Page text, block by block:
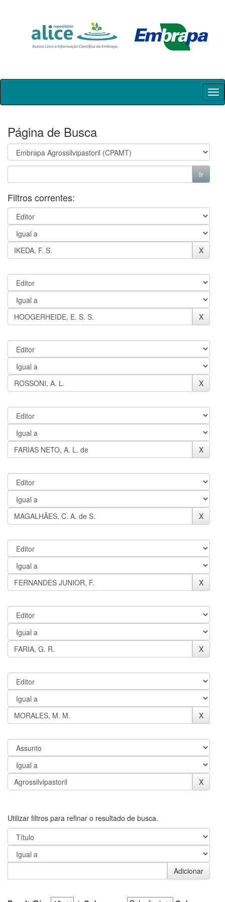
Skip
Página de Busca
Filtros correntes:
Utilizar filtros para refinar o resultado de busca.